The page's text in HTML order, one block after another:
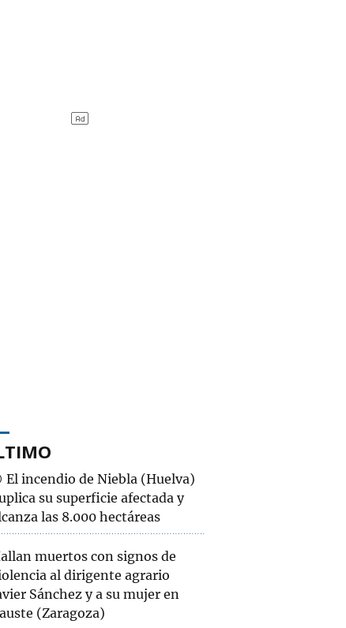
El incendio de Niebla (Huelva)
su superficie afectada y
las 8.000 hectáreas
muertos con signos de
al dirigente agrario
Sánchez y a su mujer en
(Zaragoza)